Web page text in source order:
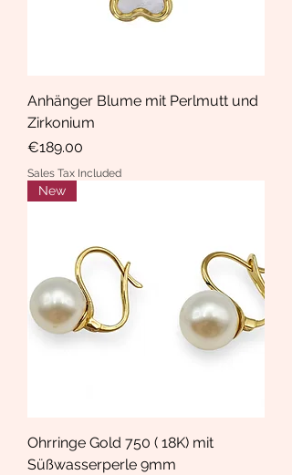
Anhänger Blume mit Perlmutt und
Zirkonium
Price
€189.00
Sales Tax Included
New
Ohrringe Gold 750 ( 18K) mit
Süßwasserperle 9mm